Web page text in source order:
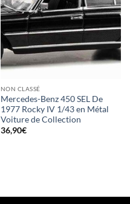
NON CLASSÉ
Mercedes-Benz 450 SEL De
1977 Rocky IV 1/43 en Métal
Voiture de Collection
36,90€